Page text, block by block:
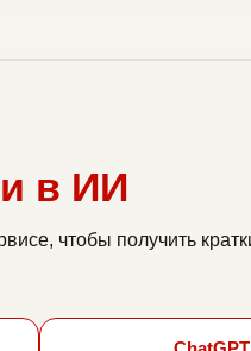
в ИИ
чтобы получить